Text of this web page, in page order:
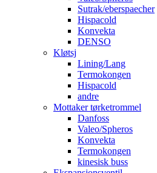
Sutrak/eberspaecher
Hispacold
Konvekta
DENSO
Kløtsj
Lining/Lang
Termokongen
Hispacold
andre
Mottaker tørketrommel
Danfoss
Valeo/Spheros
Konvekta
Termokongen
kinesisk buss